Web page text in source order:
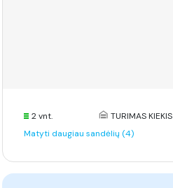
2 vnt.
TURIMAS KIEKIS
Matyti daugiau sandėlių (4)